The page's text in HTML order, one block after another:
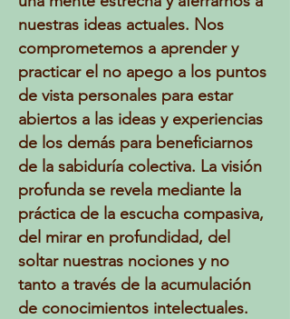
nuestras ideas actuales. Nos
comprometemos a aprender y
practicar el no apego a los puntos
de vista personales para estar
abiertos a las ideas y experiencias
de los demás para beneficiarnos
de la sabiduría colectiva. La visión
profunda se revela mediante la
práctica de la escucha compasiva,
del mirar en profundidad, del
soltar nuestras nociones y no
tanto a través de la acumulación
de conocimientos intelectuales.